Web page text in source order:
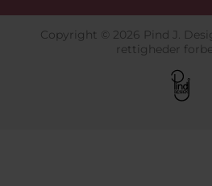
Copyright © 2026 Pind J.
rettigheder